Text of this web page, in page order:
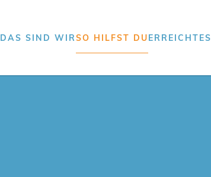
DAS SIND WIRSO HILFST DUERREICHTES